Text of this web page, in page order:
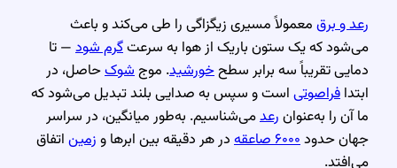
رعد و برقمعمولاً مسیری زیگزاگی را طی می‌کند و باعث
می‌شود که یک ستون باریک از هوا به سرعتگرم شود— تا
دمایی تقریباً سه برابر سطحخورشید. موجشوکحاصل، در
ابتدافراصوتیاست و سپس به صدایی بلند تبدیل می‌شود که
ما آن را به‌عنوانرعدمی‌شناسیم. به‌طور میانگین، در سراسر
جهان حدود۶۰۰۰ صاعقه در هر دقیقه بین ابرها وزمیناتفاق
می‌افتد.